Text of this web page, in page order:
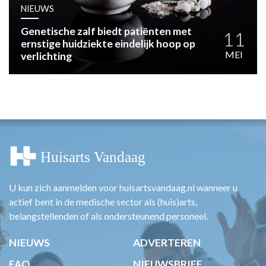
PRAKTIJKZAKEN
TARIEVEN
VPHUISARTSEN
MEDISCHE VAKHANDEL
NIEUWS
Genetische zalf biedt patiënten met
ernstige huidziekte eindelijk hoop op
verlichting
11
MEI
U kun zich aanmelden voor huisartsvandaag.nl wanneer u
actief bent in de medische sector als (huis)arts,
belangstellenden of als ondersteunend personeel.
NIEUWS
ADVERTEREN